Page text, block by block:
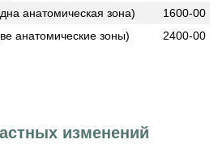
анатомическая зона)
1600-00
анатомические зоны)
2400-00
изменений